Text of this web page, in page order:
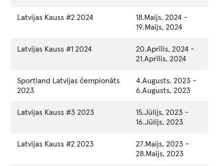
Latvijas Kauss #2 2024 18.Maijs, 2024 -
19.Maijs, 2024
Latvijas Kauss #1 2024 20.Aprīlis, 2024 -
21.Aprīlis, 2024
Sportland Latvijas čempionāts
2023
4.Augusts, 2023 -
6.Augusts, 2023
Latvijas Kauss #3 2023 15.Jūlijs, 2023 -
16.Jūlijs, 2023
Latvijas Kauss #2 2023 27.Maijs, 2023 -
28.Maijs, 2023